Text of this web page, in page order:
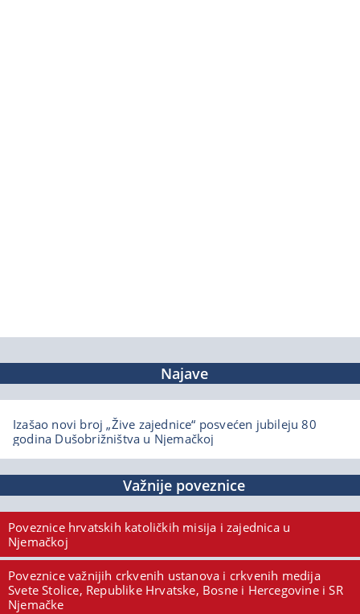
Najave
Izašao novi broj „Žive zajednice“ posvećen jubileju 80
godina Dušobrižništva u Njemačkoj
Važnije poveznice
Poveznice hrvatskih katoličkih misija i zajednica u
Njemačkoj
Poveznice važnijih crkvenih ustanova i crkvenih medija
Svete Stolice, Republike Hrvatske, Bosne i Hercegovine i SR
Njemačke